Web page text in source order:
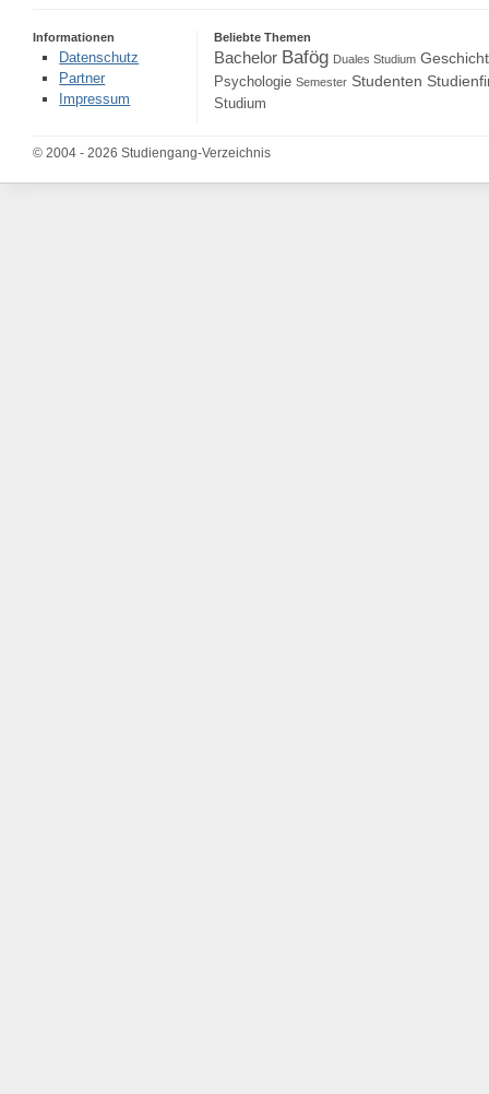
Informationen
Datenschutz
Partner
Impressum
Beliebte Themen
Bachelor Bafög Duales Studium
Psychologie Semester Studenten
Studium
© 2004 - 2026 Studiengang-Verzeichnis